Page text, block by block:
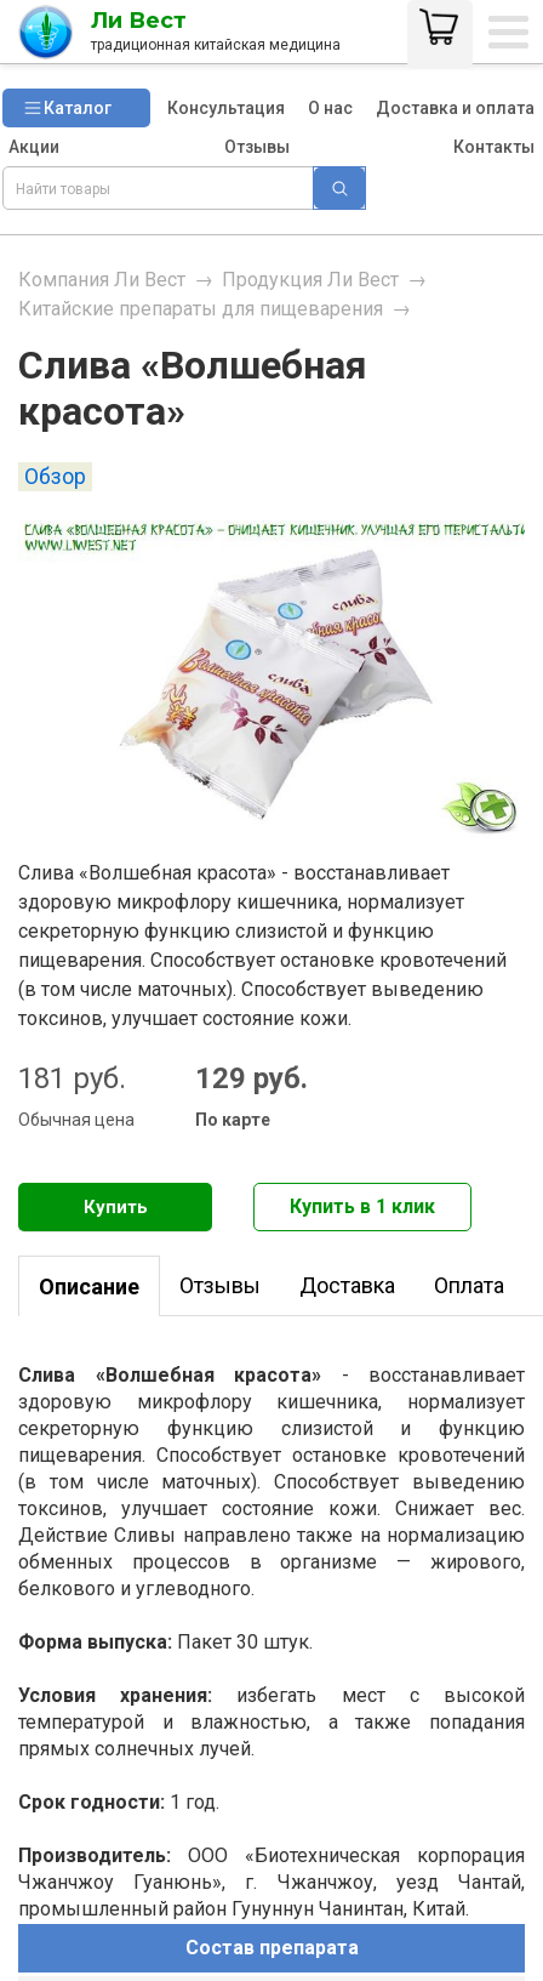
Ли Вест
традиционная китайская медицина
Каталог Консультация О нас
Доставка и оплата
Акции
Отзывы Контакты
Компания Ли Вест → Продукция Ли Вест →
Китайские препараты для пищеварения →
Слива «Волшебная
красота»
Обзор
Слива «Волшебная красота» - восстанавливает
здоровую микрофлору кишечника, нормализует
секреторную функцию слизистой и функцию
пищеварения. Способствует остановке кровотечений
(в том числе маточных). Способствует выведению
токсинов, улучшает состояние кожи.
181 руб.
Обычная цена
129 руб.
По карте
Описание Отзывы Доставка Оплата
Слива «Волшебная красота» - восстанавливает
здоровую микрофлору кишечника, нормализует
секреторную функцию слизистой и функцию
пищеварения. Способствует остановке кровотечений
(в том числе маточных). Способствует выведению
токсинов, улучшает состояние кожи. Снижает вес.
Действие Сливы направлено также на нормализацию
обменных процессов в организме — жирового,
белкового и углеводного.
Форма выпуска: Пакет 30 штук.
Условия хранения: избегать мест с высокой
температурой и влажностью, а также попадания
прямых солнечных лучей.
Срок годности: 1 год.
Производитель: ООО «Биотехническая корпорация
Чжанчжоу Гуанюнь», г. Чжанчжоу, уезд Чантай,
промышленный район Гунуннун Чанинтан, Китай.
Состав препарата